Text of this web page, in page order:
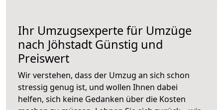
Ihr Umzugsexperte für Umzüge
nach Jöhstadt Günstig und
Preiswert
Wir verstehen, dass der Umzug an sich schon
stressig genug ist, und wollen Ihnen dabei
helfen, sich keine Gedanken über die Kosten